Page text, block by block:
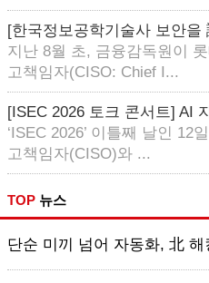
[한국정보공학기술사 보안을
지난 8월 초, 금융감독원이
고책임자(CISO: Chief I...
[ISEC 2026 토크 콘서트] AI
‘ISEC 2026’ 이틀째 날인 12
고책임자(CISO)와 ...
TOP 뉴스
단순 미끼 넘어 자동화, 北